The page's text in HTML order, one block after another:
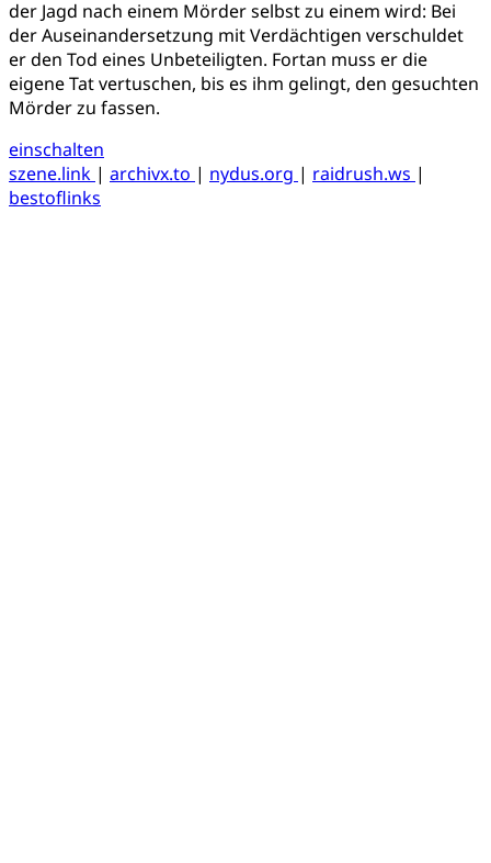
der Jagd nach einem Mörder selbst zu einem wird: Bei
der Auseinandersetzung mit Verdächtigen verschuldet
er den Tod eines Unbeteiligten. Fortan muss er die
eigene Tat vertuschen, bis es ihm gelingt, den gesuchten
Mörder zu fassen.
einschalten
szene.link | archivx.to | nydus.org | raidrush.ws |
bestoflinks